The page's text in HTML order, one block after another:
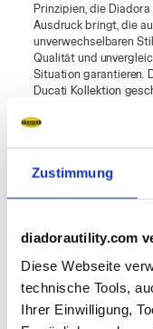
Zustimmung
diadorautility.com
Diese Webseite
technische Tools,
Ihrer Einwilligung,
Prinzipien, die
Ausdruck bringt, die
unverwechselbaren
Qualität und
Situation garantieren.
Ducati Kollektion
personalisierten
stilvoll ist. Die roten
Detail und